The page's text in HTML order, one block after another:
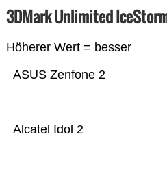
3DMark Unlimited
Höherer Wert = besser
Alcatel Idol 2
ASUS Zenfone 2